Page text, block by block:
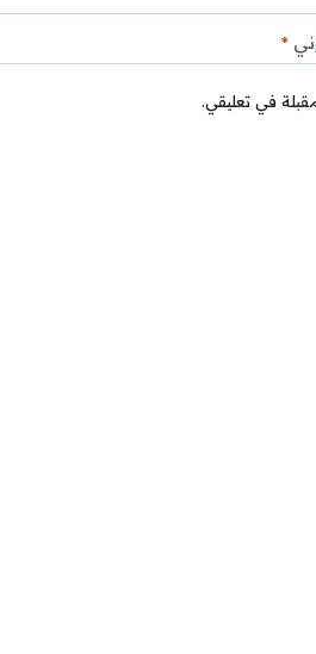
*
في تعليقي.